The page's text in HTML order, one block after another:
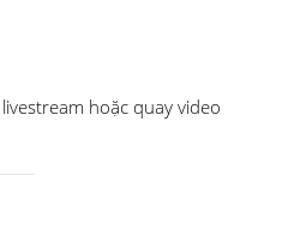
hoặc quay video